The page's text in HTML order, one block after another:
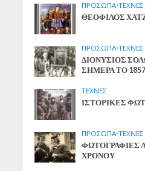
ΠΡΟΣΩΠΑ•ΤΕΧΝΕΣ
ΘΕΟΦΙΛΟΣ
ΠΡΟΣΩΠΑ•ΤΕΧΝΕΣ
ΔΙΟΝΥΣΙΟΣ
ΣΗΜΕΡΑ ΤΟ
ΤΕΧΝΕΣ
ΙΣΤΟΡΙΚΕΣ
ΠΡΟΣΩΠΑ•ΤΕΧΝΕΣ
ΦΩΤΟΓΡΑΦΙΕΣ
ΧΡΟΝΟΥ